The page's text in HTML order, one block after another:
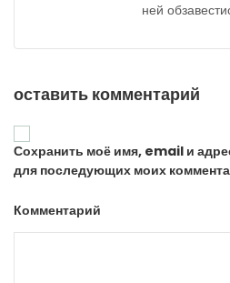
ней
оставить комментарий
Сохранить моё имя, email и
для последующих моих
Комментарий